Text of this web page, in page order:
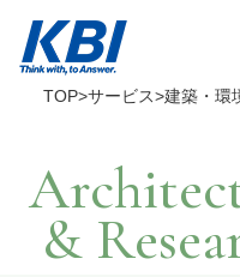
サービス
TOP サービス 建築・環
&